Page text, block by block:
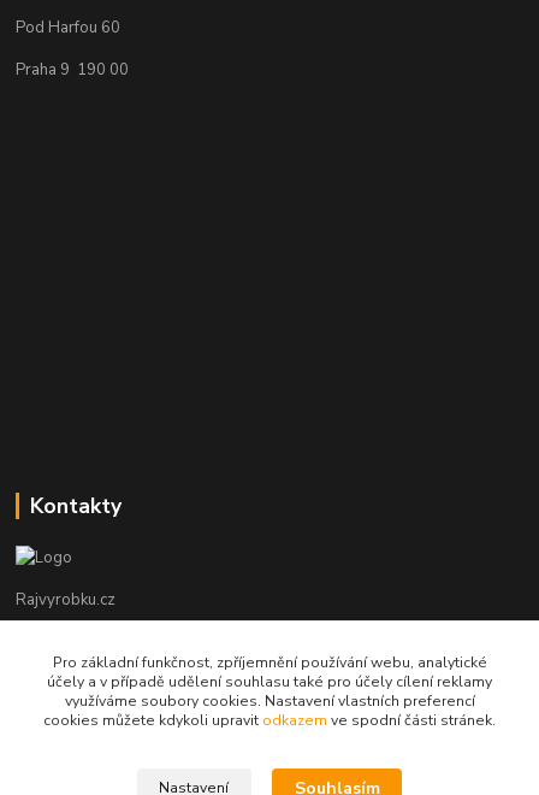
Pod Harfou 60
Praha 9 190 00
Kontakty
Rajvyrobku.cz
+420 735 538 799
info@rajvyrobku.cz
Pro základní funkčnost, zpříjemnění používání webu, analytické
účely a v případě udělení souhlasu také pro účely cílení reklamy
využíváme soubory cookies. Nastavení vlastních preferencí
cookies můžete kdykoli upravit odkazem ve spodní části stránek.
Nastavení Souhlasím